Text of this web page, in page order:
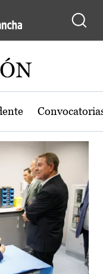
de Castilla-